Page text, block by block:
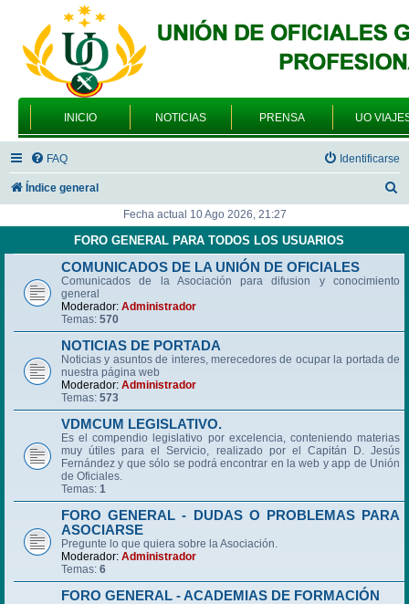
INICIO NOTICIAS PRENSA UO
FAQ Identificarse
Índice general
c
Fecha actual 10 Ago 2026, 21:27
FORO GENERAL PARA TODOS LOS USUARIOS
COMUNICADOS DE LA UNIÓN DE OFICIALES
Comunicados de la Asociación para difusion y conocimiento
general
Moderador: Administrador
Temas: 570
NOTICIAS DE PORTADA
Noticias y asuntos de interes, merecedores de ocupar la portada de
nuestra página web
Moderador: Administrador
Temas: 573
VDMCUM LEGISLATIVO.
Es el compendio legislativo por excelencia, conteniendo materias
muy útiles para el Servicio, realizado por el Capitán D. Jesús
Fernández y que sólo se podrá encontrar en la web y app de Unión
de Oficiales.
Temas: 1
FORO GENERAL - DUDAS O PROBLEMAS PARA
ASOCIARSE
Pregunte lo que quiera sobre la Asociación.
Moderador: Administrador
Temas: 6
FORO GENERAL - ACADEMIAS DE FORMACIÓN